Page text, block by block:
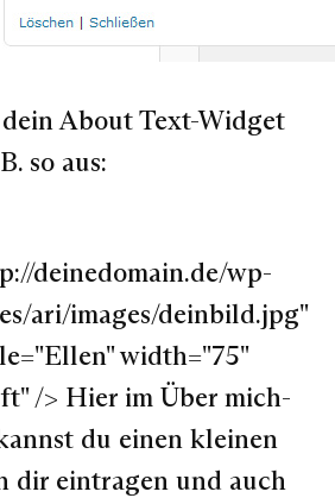
About Text-Widget
so aus:
deinedomain.de/wp-
ari/images/deinbild.jpg"
width="75"
/> Hier im Über mich-
du einen kleinen
dir eintragen und auch